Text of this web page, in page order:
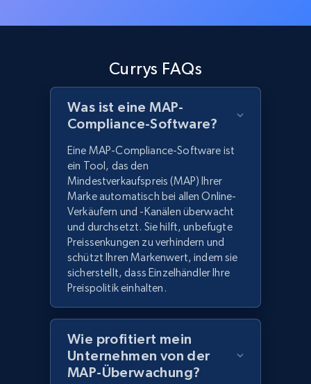
Currys FAQs
Was ist eine MAP-
Compliance-Software?
Eine MAP-Compliance-Software ist
ein Tool, das den
Mindestverkaufspreis (MAP) Ihrer
Marke automatisch bei allen Online-
Verkäufern und -Kanälen überwacht
und durchsetzt. Sie hilft, unbefugte
Preissenkungen zu verhindern und
schützt Ihren Markenwert, indem sie
sicherstellt, dass Einzelhändler Ihre
Preispolitik einhalten.
Wie profitiert mein
Unternehmen von der
MAP-Überwachung?